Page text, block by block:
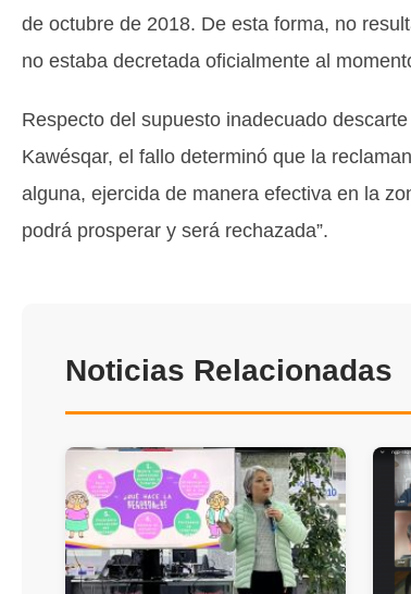
de octubre de 2018. De esta forma, no
no estaba decretada oficialmente al
Respecto del supuesto inadecuado
Kawésqar, el fallo determinó que la
alguna, ejercida de manera efectiva en la
podrá prosperar y será rechazada”.
Noticias Relacionadas